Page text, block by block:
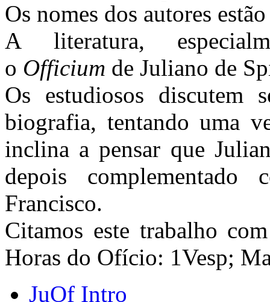
Os nomes dos autores
A literatura,
o Officium de Juliano de
Os estudiosos
biografia, tentando uma
inclina a pensar que
depois
Francisco.
Citamos este trabalho
Horas do Ofício: 1Vesp;
JuOf Intro